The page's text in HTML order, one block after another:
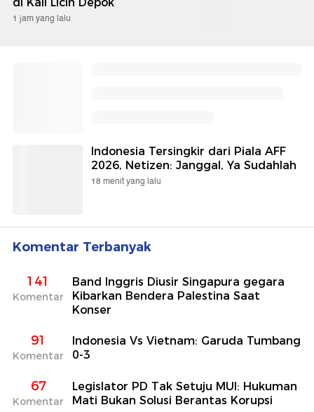
1 jam yang lalu
Indonesia Tersingkir dari Piala AFF
2026, Netizen: Janggal, Ya Sudahlah
18 menit yang lalu
Komentar Terbanyak
141
Komentar
Band Inggris Diusir Singapura gegara
Kibarkan Bendera Palestina Saat
Konser
91
Komentar
Indonesia Vs Vietnam: Garuda Tumbang
0-3
67
Komentar
Legislator PD Tak Setuju MUI: Hukuman
Mati Bukan Solusi Berantas Korupsi